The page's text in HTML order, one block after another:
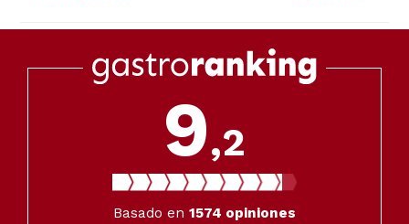
9,2
Basado en 1574 opiniones